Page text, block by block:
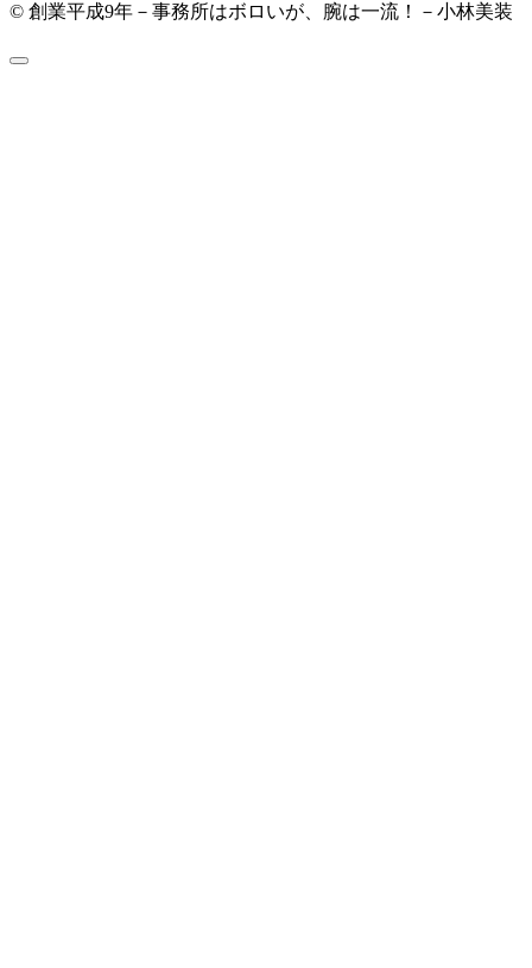
© 創業平成9年－事務所はボロいが、腕は一流！－小林美装